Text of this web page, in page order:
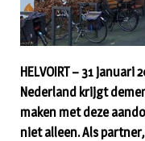
HELVOIRT – 31 januari
Nederland krijgt
maken met deze
niet alleen. Als